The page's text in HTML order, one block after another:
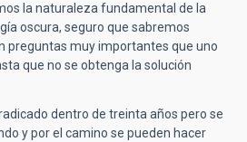
la naturaleza fundamental de la
oscura, seguro que sabremos
preguntas muy importantes que uno
que no se obtenga la solución
dentro de treinta años pero se
y por el camino se pueden hacer